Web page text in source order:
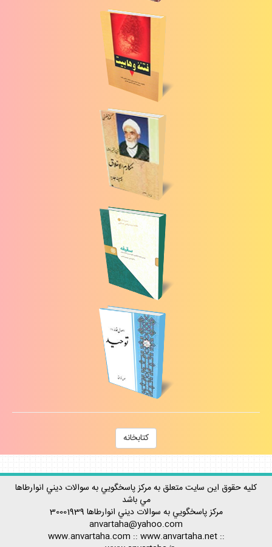
كتابخانه
كليه حقوق اين سايت متعلق به مركز پاسخگويي به سوالات ديني انوارطاها
مي باشد
مركز پاسخگويي به سوالات ديني انوارطاها 30001939
anvartaha@yahoo.com
www.anvartaha.com :: www.anvartaha.net::